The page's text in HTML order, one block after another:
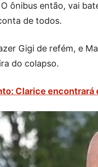
ônibus então, vai
de todos.
Gigi de refém, e
do colapso.
Clarice